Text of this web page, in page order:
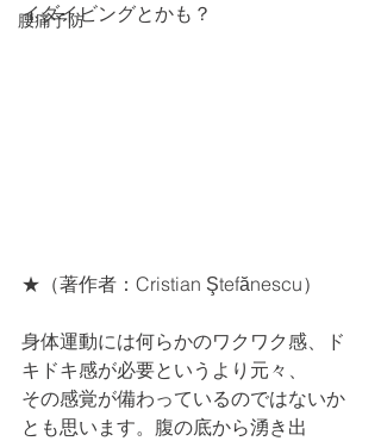
腰痛予防
イダイビングとかも？
★（著作者：Cristian Ştefănescu）
身体運動には何らかのワクワク感、ド
キドキ感が必要というより元々、
その感覚が備わっているのではないか
とも思います。腹の底から湧き出